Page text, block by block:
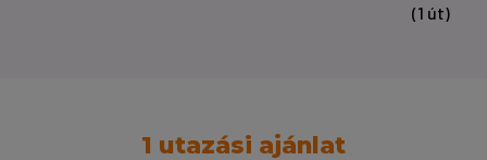
(1 út)
1 utazási ajánlat